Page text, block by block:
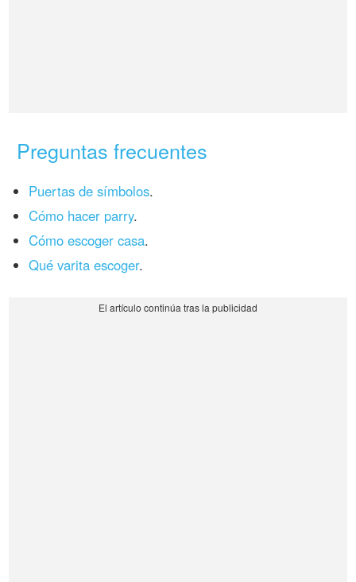
Preguntas frecuentes
Puertas de símbolos.
Cómo hacer parry.
Cómo escoger casa.
Qué varita escoger.